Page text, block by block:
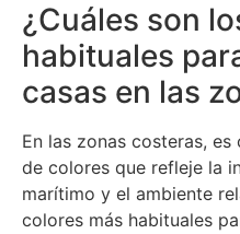
¿Cuáles son
habituales
casas en las
En las zonas costeras,
de colores que refleje la
marítimo y el ambiente
colores más habituales